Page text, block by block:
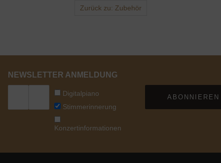
Zurück zu: Zubehör
NEWSLETTER ANMELDUNG
Digitalpiano
Stimmerinnerung
Konzertinformationen
ABONNIEREN